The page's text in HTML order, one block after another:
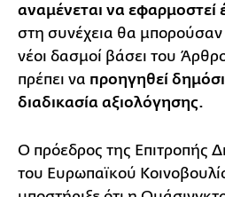
αναμένεται να εφαρμοστεί
στη συνέχεια θα μπορούσαν
νέοι δασμοί βάσει του
πρέπει να προηγηθεί
διαδικασία αξιολόγησης.
Ο πρόεδρος της Επιτροπής
του Ευρωπαϊκού